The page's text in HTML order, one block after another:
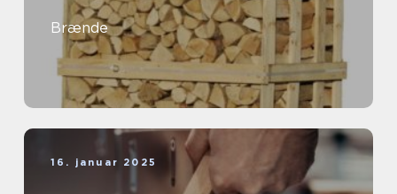
Brænde
16. januar 2025